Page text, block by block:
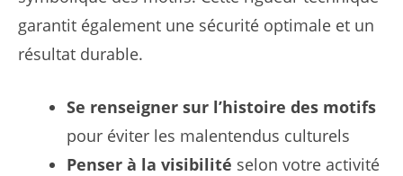
garantit également une sécurité optimale et un
résultat durable.
Se renseigner sur l’histoire des motifs
pour éviter les malentendus culturels
Penser à la visibilité selon votre activité